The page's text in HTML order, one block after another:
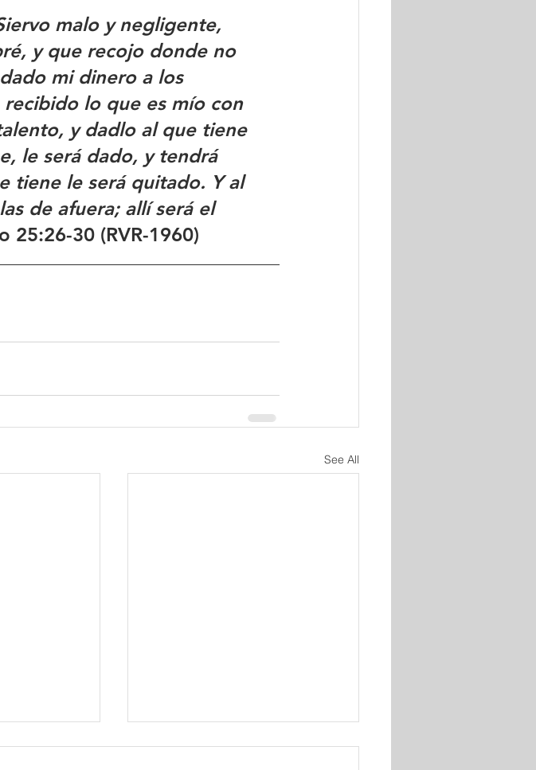
malo y negligente,
y que recojo donde no
mi dinero a los
lo que es mío con
y dadlo al que tiene
le será dado, y tendrá
tiene le será quitado. Y al
de afuera; allí será el
25:26-30 (RVR-1960)
See All